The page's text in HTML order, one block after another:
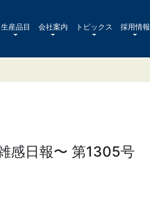
生産品目 会社案内 トピックス 採用情報
感日報〜 第1305号